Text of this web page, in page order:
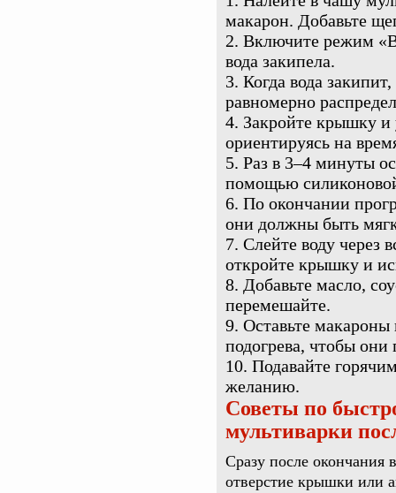
макарон. Добавьте
Включите режим
вода закипела.
Когда вода
равномерно
Закройте крышку и
ориентируясь на
Раз в 3–4 минуты
помощью
По окончании
они должны быть
Слейте воду через
откройте крышку и
Добавьте масло,
перемешайте.
Оставьте
подогрева, чтобы
Подавайте
желанию.
Советы по
мультиварки
Сразу после окончания
отверстие крышки или